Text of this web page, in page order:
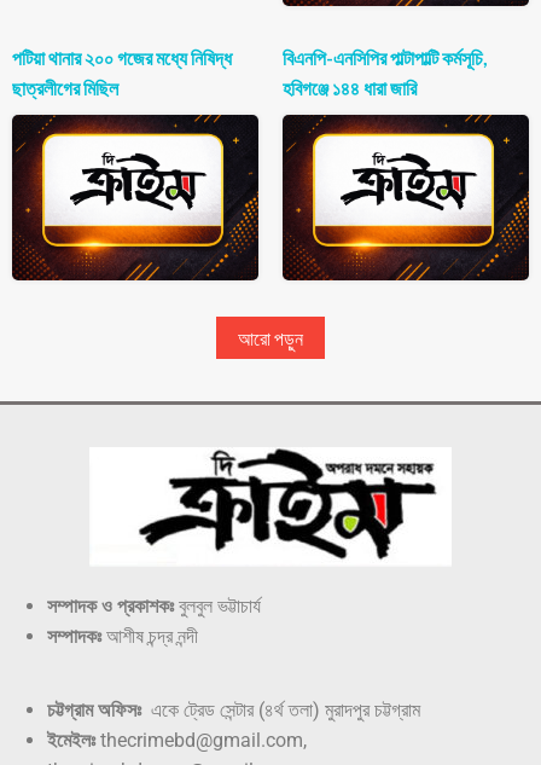
পটিয়া থানার ২০০ গজের মধ্যে নিষিদ্ধ
ছাত্রলীগের মিছিল
বিএনপি-এনসিপির পাল্টাপাল্টি কর্মসূচি,
হবিগঞ্জে ১৪৪ ধারা জারি
আরো পড়ুন
সম্পাদক ও প্রকাশকঃবুলবুল ভট্টাচার্য
সম্পাদকঃআশীষ চন্দ্র নন্দী
চট্টগ্রাম অফিসঃএকে ট্রেড সেন্টার (৪র্থ তলা) মুরাদপুর চট্টগ্রাম
ইমেইলঃthecrimebd@gmail.com,